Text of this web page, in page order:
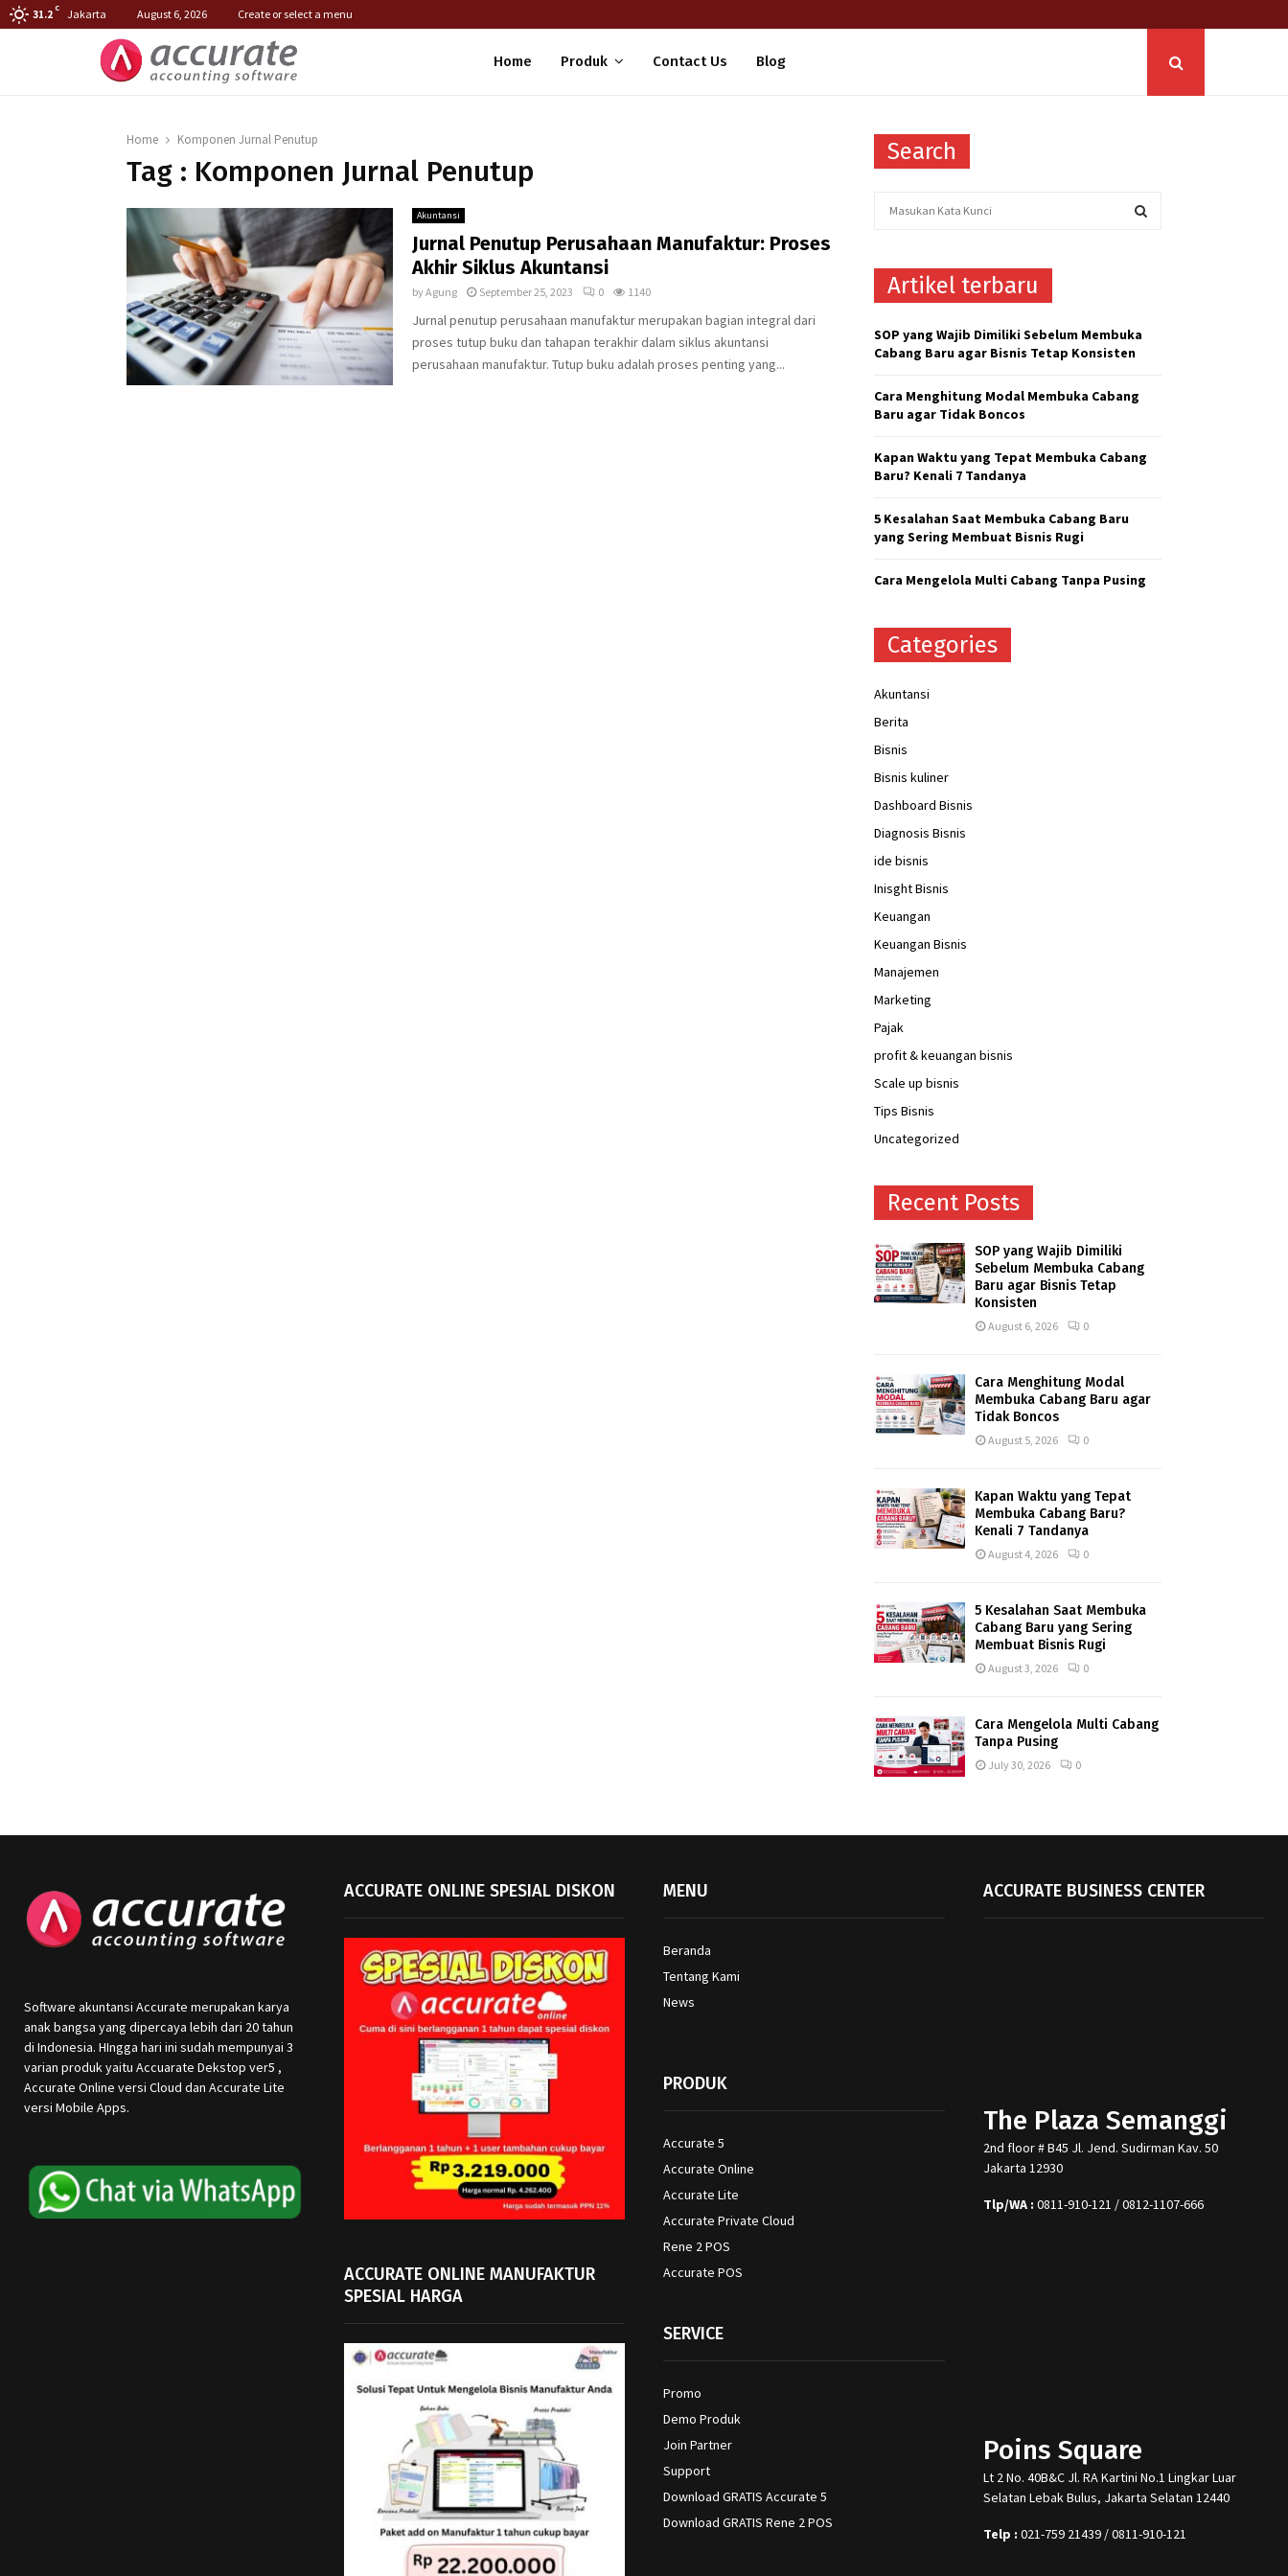
31.2 C Jakarta August 6, 2026 Create or select a menu
Home Produk Contact Us Blog
Home Komponen Jurnal Penutup
Tag : Komponen Jurnal Penutup
Akuntansi
Jurnal Penutup Perusahaan Manufaktur: Proses
Akhir Siklus Akuntansi
byAgung September 25, 2023 0 1140
Jurnal penutup perusahaan manufaktur merupakan bagian integral dari
proses tutup buku dan tahapan terakhir dalam siklus akuntansi
perusahaan manufaktur. Tutup buku adalah proses penting yang...
Search
h
o
r
C
Artikel terbaru
SOP yang Wajib Dimiliki Sebelum Membuka
Cabang Baru agar Bisnis Tetap Konsisten
Cara Menghitung Modal Membuka Cabang
Baru agar Tidak Boncos
Kapan Waktu yang Tepat Membuka Cabang
Baru? Kenali 7 Tandanya
5 Kesalahan Saat Membuka Cabang Baru
yang Sering Membuat Bisnis Rugi
Cara Mengelola Multi Cabang Tanpa Pusing
Categories
Akuntansi
Berita
Bisnis
Bisnis kuliner
Dashboard Bisnis
Diagnosis Bisnis
ide bisnis
Inisght Bisnis
Keuangan
Keuangan Bisnis
Manajemen
Marketing
Pajak
profit & keuangan bisnis
Scale up bisnis
Tips Bisnis
Uncategorized
Recent Posts
SOP yang Wajib Dimiliki
Sebelum Membuka Cabang
Baru agar Bisnis Tetap
Konsisten
August 6, 2026 0
Cara Menghitung Modal
Membuka Cabang Baru agar
Tidak Boncos
August 5, 2026 0
Kapan Waktu yang Tepat
Membuka Cabang Baru?
Kenali 7 Tandanya
August 4, 2026 0
5 Kesalahan Saat Membuka
Cabang Baru yang Sering
Membuat Bisnis Rugi
August 3, 2026 0
Cara Mengelola Multi Cabang
Tanpa Pusing
July 30, 2026 0
Software akuntansi Accurate merupakan karya
anak bangsa yang dipercaya lebih dari 20 tahun
di Indonesia. HIngga hari ini sudah mempunyai 3
varian produk yaitu Accuarate Dekstop ver5 ,
Accurate Online versi Cloud dan Accurate Lite
versi Mobile Apps.
ACCURATE ONLINE SPESIAL DISKON
ACCURATE ONLINE MANUFAKTUR
SPESIAL HARGA
MENU
Beranda
Tentang Kami
News
PRODUK
Accurate 5
Accurate Online
Accurate Lite
Accurate Private Cloud
Rene 2 POS
Accurate POS
SERVICE
Promo
Demo Produk
Join Partner
Support
Download GRATIS Accurate 5
Download GRATIS Rene 2 POS
ACCURATE BUSINESS CENTER
The Plaza Semanggi
2nd floor # B45 Jl. Jend. Sudirman Kav. 50
Jakarta 12930
Tlp/WA : 0811-910-121 / 0812-1107-666
Poins Square
Lt 2 No. 40B&C Jl. RA Kartini No.1 Lingkar Luar
Selatan Lebak Bulus, Jakarta Selatan 12440
Telp : 021-759 21439 / 0811-910-121